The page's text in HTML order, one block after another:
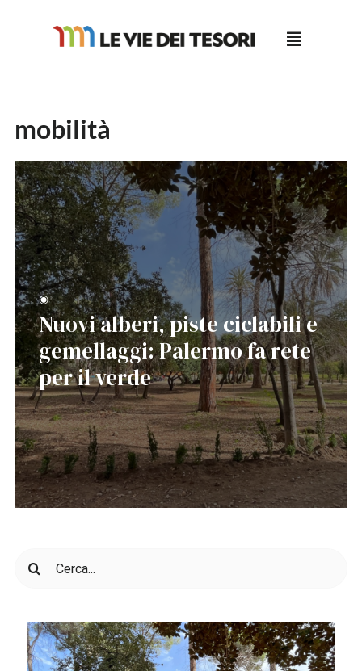
mobilità
◉
Nuovi alberi, piste ciclabili e
gemellaggi: Palermo fa rete
per il verde
per: